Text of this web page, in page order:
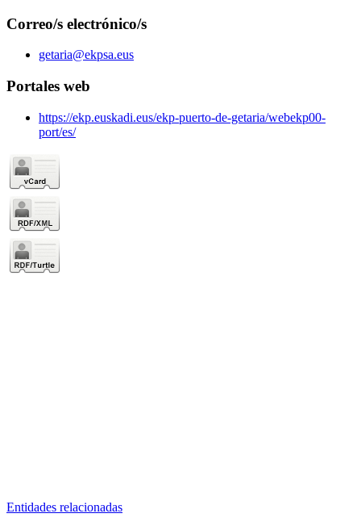
Correo/s electrónico/s
getaria@ekpsa.eus
Portales web
https://ekp.euskadi.eus/ekp-puerto-de-getaria/webekp00-
port/es/
Entidades relacionadas